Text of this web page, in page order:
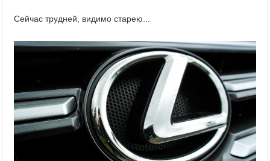
Сейчас трудней, видимо старею...